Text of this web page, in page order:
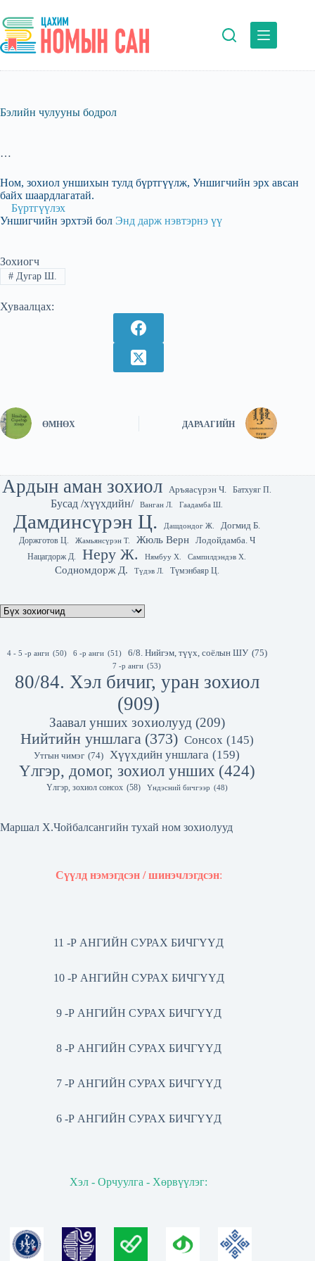
to
content
Бэлийн чулууны бодрол
…
Ном, зохиол уншихын тулд бүртгүүлж, Уншигчийн эрх авсан
байх шаардлагатай.
Бүртгүүлэх
Уншигчийн эрхтэй бол Энд дарж нэвтэрнэ үү
Зохиогч
#Дугар Ш.
Хуваалцах:
ӨМНӨХ ДАРААГИЙН
Ардын аман зохиол Аръяасүрэн Ч. Батхуяг П.
Бусад /хүүхдийн/ Ванган Л. Гаадамба Ш.
Дамдинсүрэн Ц. Дашдондог Ж.
Догмид Б.
Доржготов Ц.
Жамьянсүрэн Т. Жюль Верн Лодойдамба. Ч
Нацагдорж Д. Неру Ж. Нямбуу Х. Сампилдэндэв Х.
Содномдорж Д. Түдэв Л. Түмэнбаяр Ц.
4 - 5 -р анги (50) 6 -р анги (51) 6/8. Нийгэм, түүх, соёлын ШУ (75)
7 -р анги (53)
80/84. Хэл бичиг, уран зохиол
(909)
Заавал унших зохиолууд (209)
Нийтийн уншлага (373) Сонсох (145)
Утгын чимэг (74) Хүүхдийн уншлага (159)
Үлгэр, домог, зохиол унших (424)
Үлгэр, зохиол сонсох (58) Үндэсний бичгээр (48)
Маршал Х.Чойбалсангийн тухай ном зохиолууд
Сүүлд нэмэгдсэн / шинэчлэгдсэн:
11 -Р АНГИЙН СУРАХ БИЧГҮҮД
10 -Р АНГИЙН СУРАХ БИЧГҮҮД
9 -Р АНГИЙН СУРАХ БИЧГҮҮД
8 -Р АНГИЙН СУРАХ БИЧГҮҮД
7 -Р АНГИЙН СУРАХ БИЧГҮҮД
6 -Р АНГИЙН СУРАХ БИЧГҮҮД
Хэл - Орчуулга - Хөрвүүлэг: